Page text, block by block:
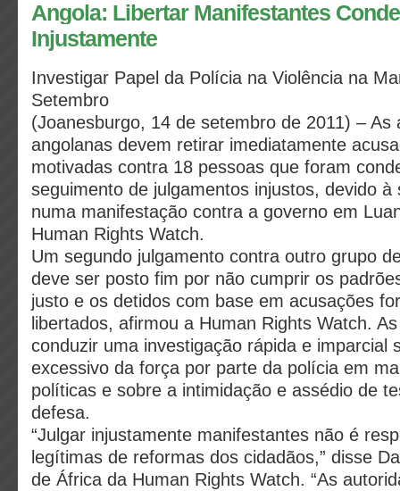
Angola: Libertar Manifestantes
Injustamente
Investigar Papel da Polícia na Violência na
Setembro
(Joanesburgo, 14 de setembro de 2011) – As
angolanas devem retirar imediatamente
motivadas contra 18 pessoas que foram
seguimento de julgamentos injustos, devido à
numa manifestação contra a governo em
Human Rights Watch.
Um segundo julgamento contra outro grupo
deve ser posto fim por não cumprir os
justo e os detidos com base em acusações
libertados, afirmou a Human Rights Watch.
conduzir uma investigação rápida e imparcial
excessivo da força por parte da polícia em
políticas e sobre a intimidação e assédio de
defesa.
“Julgar injustamente manifestantes não é
legítimas de reformas dos cidadãos,” disse
de África da Human Rights Watch. “As